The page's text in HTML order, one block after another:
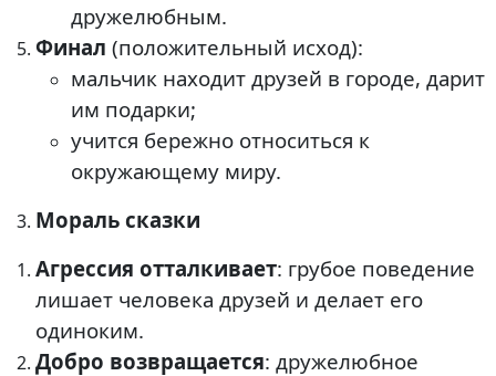
дружелюбным.
Финал (положительный исход):
мальчик находит друзей в городе, дарит
им подарки;
учится бережно относиться к
окружающему миру.
Мораль сказки
Агрессия отталкивает: грубое поведение
лишает человека друзей и делает его
одиноким.
Добро возвращается: дружелюбное